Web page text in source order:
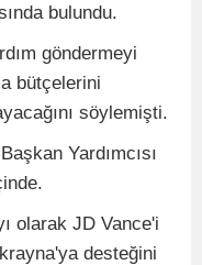
bulundu.
göndermeyi
bütçelerini
söylemişti.
Yardımcısı
olarak JD Vance'i
desteğini